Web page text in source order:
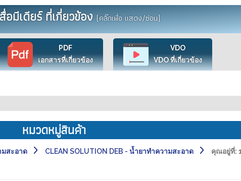
อมีเดียร์ ที่เกี่ยวข้อง(คลิ๊กเพื่อ แสดง/ซ่อน)
PDF
เอกสารที่เกี่ยวข้อง
VDO
VDO ที่เกี่ยวข้อง
หมวดหมู่สินค้า
มสะอาด CLEAN SOLUTION DEB - น้ำยาทำความสะอาด คุณอยู่ที่: